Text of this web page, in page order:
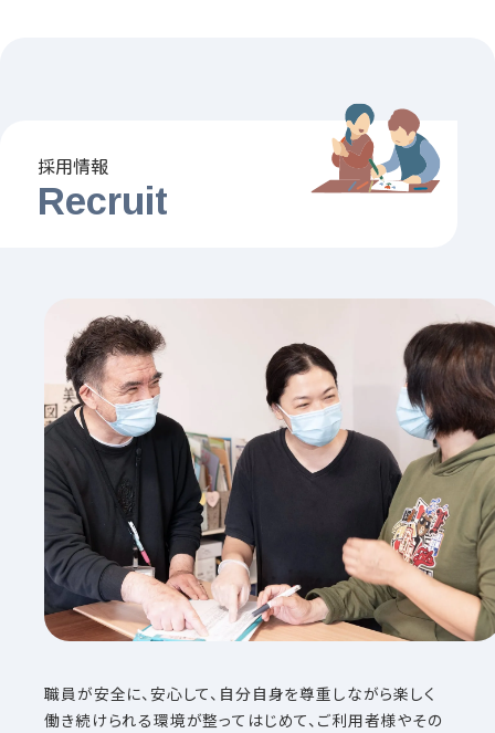
採用情報
Recruit
職員が安全に、安心して、自分自身を尊重しながら楽しく
働き続けられる環境が整ってはじめて、ご利用者様やその